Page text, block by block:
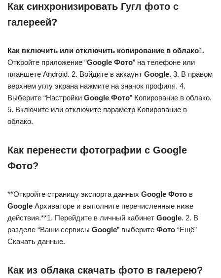
Как синхронизировать Гугл фото с
галереей?
Как включить или отключить копирование в облако1.
Откройте приложение “Google Фото” на телефоне или
планшете Android. 2. Войдите в аккаунт Google. 3. В правом
верхнем углу экрана нажмите на значок профиля. 4.
Выберите “Настройки Google Фото” Копирование в облако.
5. Включите или отключите параметр Копирование в
облако.
Как перенести фотографии с Google
Фото?
**Откройте страницу экспорта данных Google Фото в
Google Архиваторе и выполните перечисленные ниже
действия.**1. Перейдите в личный кабинет Google. 2. В
разделе “Ваши сервисы Google” выберите Фото “Ещё”
Скачать данные.
Как из облака скачать фото в галерею?